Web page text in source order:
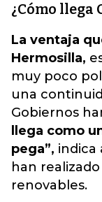
¿Cómo llega
La ventaja
Hermosilla,
muy poco
una
Gobiernos
llega como
pega”, indica
han
renovables.